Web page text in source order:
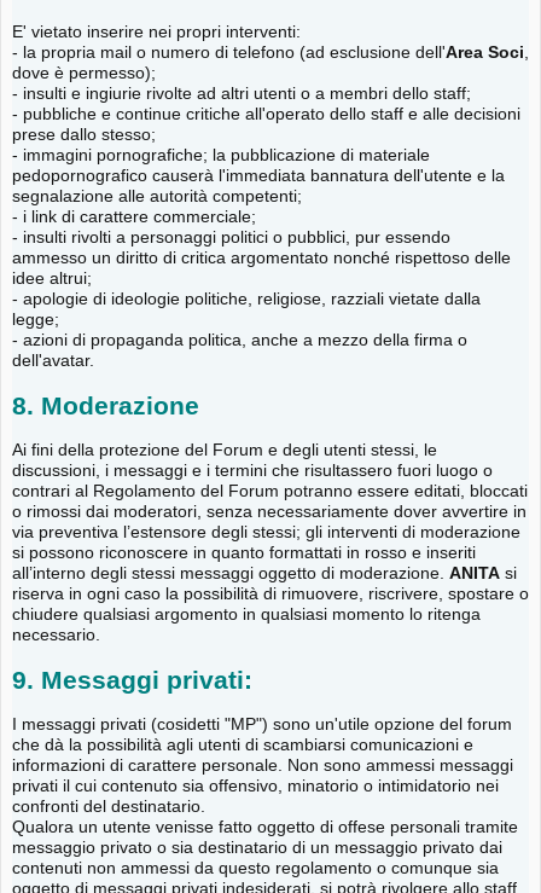
E' vietato inserire nei propri interventi:
- la propria mail o numero di telefono (ad esclusione dell'Area Soci,
dove è permesso);
- insulti e ingiurie rivolte ad altri utenti o a membri dello staff;
- pubbliche e continue critiche all'operato dello staff e alle decisioni
prese dallo stesso;
- immagini pornografiche; la pubblicazione di materiale
pedopornografico causerà l'immediata bannatura dell'utente e la
segnalazione alle autorità competenti;
- i link di carattere commerciale;
- insulti rivolti a personaggi politici o pubblici, pur essendo
ammesso un diritto di critica argomentato nonché rispettoso delle
idee altrui;
- apologie di ideologie politiche, religiose, razziali vietate dalla
legge;
- azioni di propaganda politica, anche a mezzo della firma o
dell'avatar.
8. Moderazione
Ai fini della protezione del Forum e degli utenti stessi, le
discussioni, i messaggi e i termini che risultassero fuori luogo o
contrari al Regolamento del Forum potranno essere editati, bloccati
o rimossi dai moderatori, senza necessariamente dover avvertire in
via preventiva l’estensore degli stessi; gli interventi di moderazione
si possono riconoscere in quanto formattati in rosso e inseriti
all’interno degli stessi messaggi oggetto di moderazione. ANITA si
riserva in ogni caso la possibilità di rimuovere, riscrivere, spostare o
chiudere qualsiasi argomento in qualsiasi momento lo ritenga
necessario.
9. Messaggi privati:
I messaggi privati (cosidetti "MP") sono un'utile opzione del forum
che dà la possibilità agli utenti di scambiarsi comunicazioni e
informazioni di carattere personale. Non sono ammessi messaggi
privati il cui contenuto sia offensivo, minatorio o intimidatorio nei
confronti del destinatario.
Qualora un utente venisse fatto oggetto di offese personali tramite
messaggio privato o sia destinatario di un messaggio privato dai
contenuti non ammessi da questo regolamento o comunque sia
oggetto di messaggi privati indesiderati, si potrà rivolgere allo staff